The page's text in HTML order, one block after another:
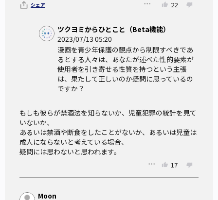
シェア 22
ツクヨミからひとこと（Beta機能）
2023/07/13 05:20
漫画を青少年保護の観点から制限すべきであ
るとする人々は、あなたが述べた性的要素が
使用者を引き寄せる性質を持つという主張
は、果たして正しいのか疑問に思っているの
ですか？
もしも彼らが禁酒法を知らないか、児童犯罪の統計を見て
いないか、
あるいは禁酒や断食をしたことがないか、あるいは児童は
成人にならないと考えている場合、
疑問には思わないと思われます。
17
Moon